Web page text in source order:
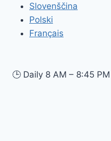
Slovenščina
Polski
Français
🕒 Daily 8 AM – 8:45 PM